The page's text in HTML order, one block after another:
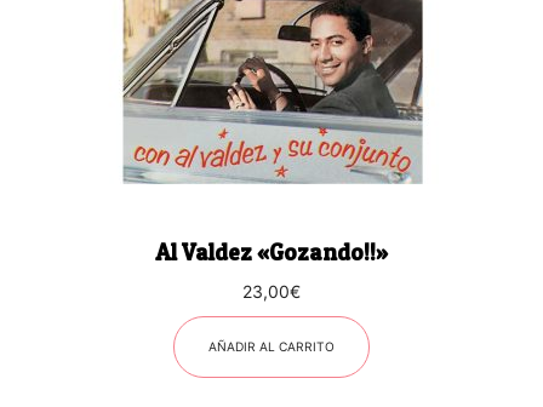
Al Valdez «Gozando!!»
23,00€
AÑADIR AL CARRITO